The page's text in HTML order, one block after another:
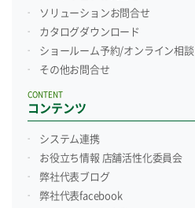
ソリューションお問合せ
カタログダウンロード
ショールーム予約/オンライン相談
その他お問合せ
コンテンツ
CONTENT
システム連携
お役立ち情報 店舗活性化委員会
弊社代表ブログ
弊社代表facebook